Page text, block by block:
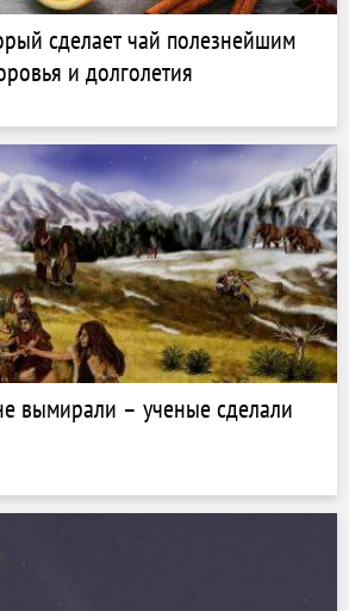
сделает чай полезнейшим
и долголетия
вымирали – ученые сделали